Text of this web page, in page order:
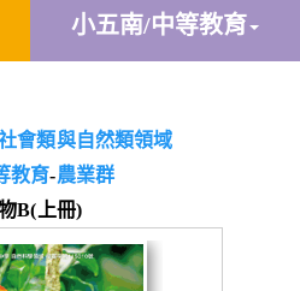
小五南/中等教育
會類與自然類領域
教育-農業群
B(上冊)